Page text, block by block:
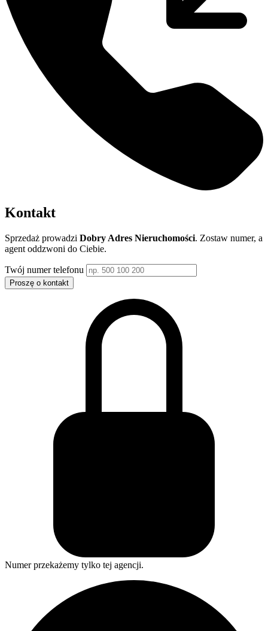
Kontakt
Sprzedaż prowadzi Dobry Adres Nieruchomości. Zostaw numer, a
agent oddzwoni do Ciebie.
Twój numer telefonu
Proszę o kontakt
Numer przekażemy tylko tej agencji.